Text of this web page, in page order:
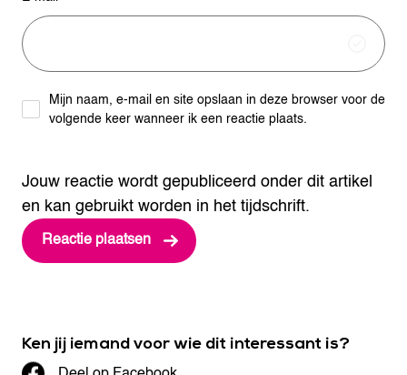
Jouw reactie wordt gepubliceerd onder dit artikel
en kan gebruikt worden in het tijdschrift.
Mijn naam, e-mail en site opslaan in deze browser voor de
volgende keer wanneer ik een reactie plaats.
Ken jij iemand voor wie dit interessant is?